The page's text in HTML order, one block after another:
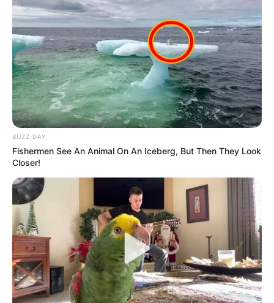
BUZZ DAY
Fishermen See An Animal On An Iceberg, But Then They Look
Closer!